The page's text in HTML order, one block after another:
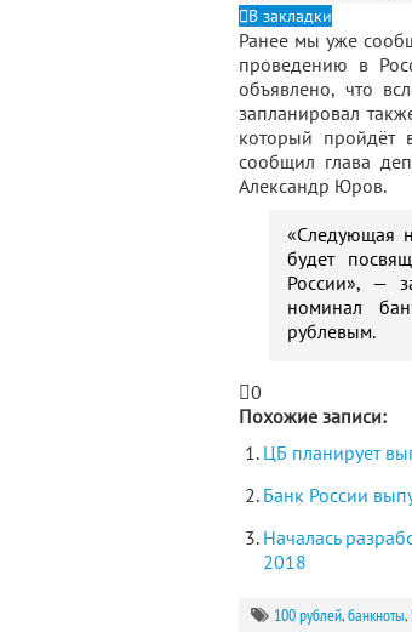
В закладки
Ранее мы уже
проведению в
объявлено, что
запланировал
который пройдёт
сообщил глава
Александр Юров.
«Следующая
будет
России», —
номинал
рублевым.
0
Похожие записи:
ЦБ планирует
Банк России
Началась
2018
100 рублей,банкноты,